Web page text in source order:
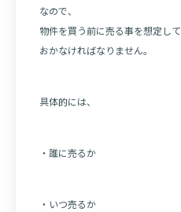
なので、
物件を買う前に売る事を想定して
おかなければなりません。
具体的には、
・誰に売るか
・いつ売るか